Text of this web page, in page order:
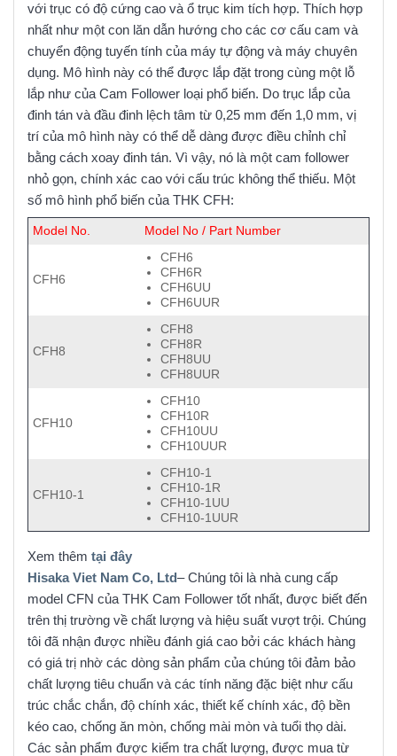
với trục có độ cứng cao và ổ trục kim tích hợp. Thích hợp
nhất như một con lăn dẫn hướng cho các cơ cấu cam và
chuyển động tuyến tính của máy tự động và máy chuyên
dụng. Mô hình này có thể được lắp đặt trong cùng một lỗ
lắp như của Cam Follower loại phổ biến. Do trục lắp của
đinh tán và đầu đinh lệch tâm từ 0,25 mm đến 1,0 mm, vị
trí của mô hình này có thể dễ dàng được điều chỉnh chỉ
bằng cách xoay đinh tán. Vì vậy, nó là một cam follower
nhỏ gọn, chính xác cao với cấu trúc không thể thiếu. Một
số mô hình phổ biến của THK CFH:
Model No. Model No / Part Number
CFH6
CFH6
CFH6R
CFH6UU
CFH6UUR
CFH8
CFH8
CFH8R
CFH8UU
CFH8UUR
CFH10
CFH10
CFH10R
CFH10UU
CFH10UUR
CFH10-1
CFH10-1
CFH10-1R
CFH10-1UU
CFH10-1UUR
Xem thêm tại đây
Hisaka Viet Nam Co, Ltd– Chúng tôi là nhà cung cấp
model CFN của THK Cam Follower tốt nhất, được biết đến
trên thị trường về chất lượng và hiệu suất vượt trội. Chúng
tôi đã nhận được nhiều đánh giá cao bởi các khách hàng
có giá trị nhờ các dòng sản phẩm của chúng tôi đảm bảo
chất lượng tiêu chuẩn và các tính năng đặc biệt như cấu
trúc chắc chắn, độ chính xác, thiết kế chính xác, độ bền
kéo cao, chống ăn mòn, chống mài mòn và tuổi thọ dài.
Các sản phẩm được kiểm tra chất lượng, được mua từ